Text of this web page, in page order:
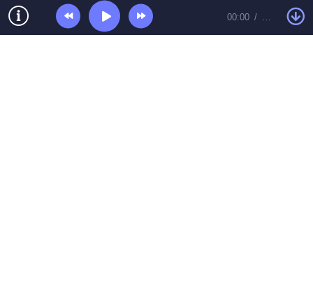
00:00